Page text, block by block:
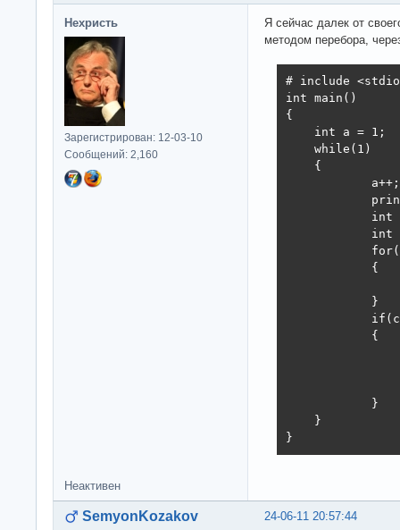
Нехристь
Зарегистрирован: 12-03-10
Сообщений: 2,160
Я сейчас далек от
методом перебора,
# include
int main()
{
    int a = 1;
    while(1)
    {
            a++;
int
            {
            }
            {
            }
    }
}
Неактивен
24-06-11 20:57:44
SemyonKozakov